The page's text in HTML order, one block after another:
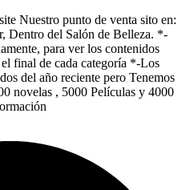
Nuestro punto de venta sito en:
Dentro del Salón de Belleza. *-
para ver los contenidos
final de cada categoría *-Los
del año reciente pero Tenemos
novelas , 5000 Películas y 4000